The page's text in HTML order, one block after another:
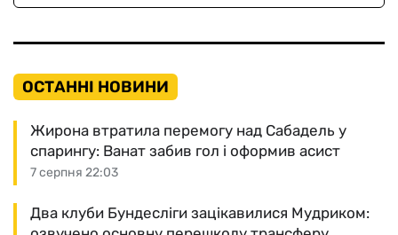
ОСТАННІ НОВИНИ
7 серпня 22:03
Жирона втратила перемогу над Сабадель у
спарингу: Ванат забив гол і оформив асист
Два клуби Бундесліги зацікавилися Мудриком: